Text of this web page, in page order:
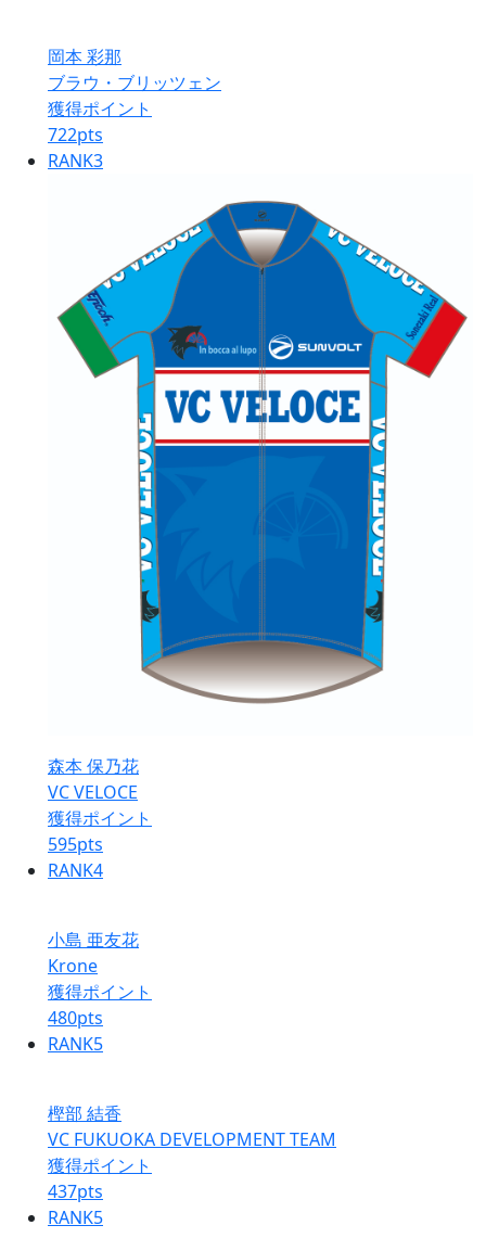
岡本 彩那
ブラウ・ブリッツェン
獲得ポイント
722pts
RANK3
森本 保乃花
VC VELOCE
獲得ポイント
595pts
RANK4
小島 亜友花
Krone
獲得ポイント
480pts
RANK5
樫部 結香
VC FUKUOKA DEVELOPMENT TEAM
獲得ポイント
437pts
RANK5